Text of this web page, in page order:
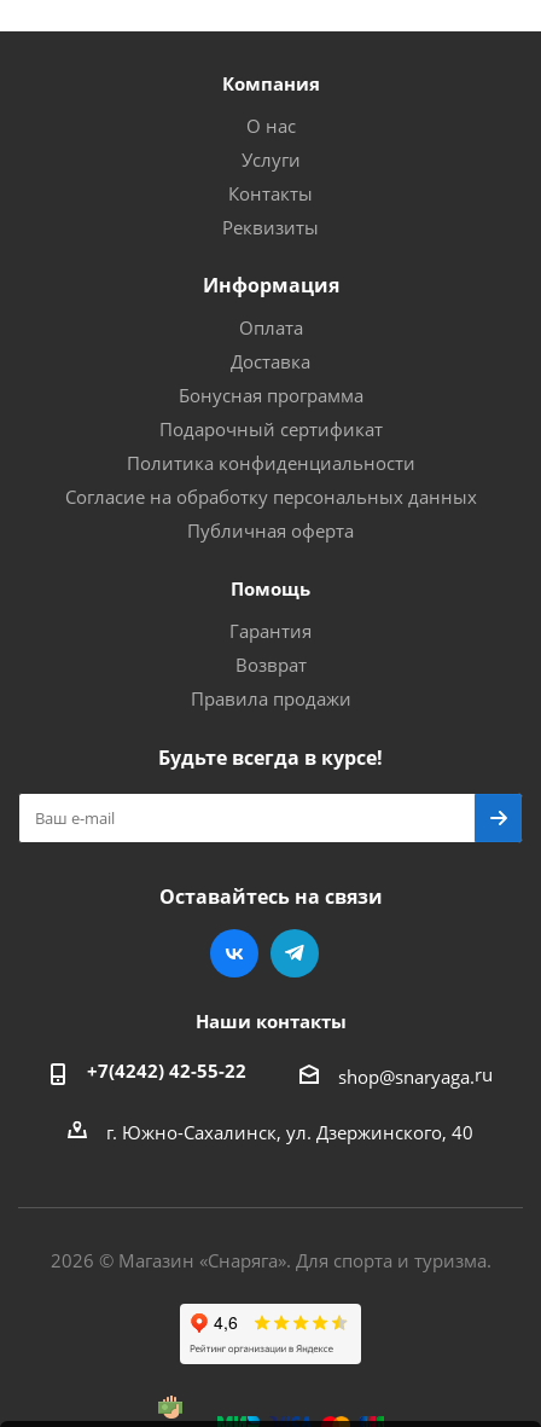
Компания
О нас
Услуги
Контакты
Реквизиты
Информация
Оплата
Доставка
Бонусная программа
Подарочный сертификат
Политика конфиденциальности
Согласие на обработку персональных данных
Публичная оферта
Помощь
Гарантия
Возврат
Правила продажи
Будьте всегда в курсе!
Оставайтесь на связи
Наши контакты
+7(4242) 42-55-22 shop@snaryaga.ru
г. Южно-Сахалинск, ул. Дзержинского, 40
2026 © Магазин «Снаряга». Для спорта и туризма.